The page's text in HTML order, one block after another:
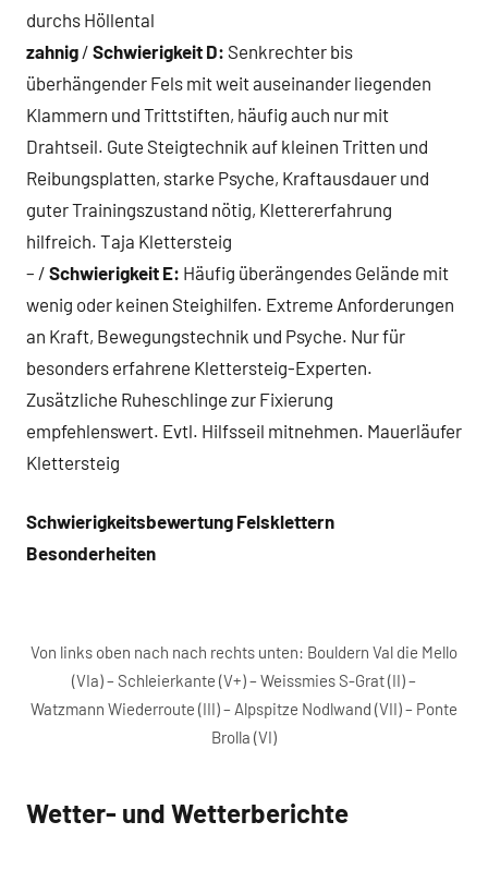
durchs Höllental
zahnig / Schwierigkeit D: Senkrechter bis
überhängender Fels mit weit auseinander liegenden
Klammern und Trittstiften, häufig auch nur mit
Drahtseil. Gute Steigtechnik auf kleinen Tritten und
Reibungsplatten, starke Psyche, Kraftausdauer und
guter Trainingszustand nötig, Klettererfahrung
hilfreich. Taja Klettersteig
– / Schwierigkeit E: Häufig überängendes Gelände mit
wenig oder keinen Steighilfen. Extreme Anforderungen
an Kraft, Bewegungstechnik und Psyche. Nur für
besonders erfahrene Klettersteig-Experten.
Zusätzliche Ruheschlinge zur Fixierung
empfehlenswert. Evtl. Hilfsseil mitnehmen. Mauerläufer
Klettersteig
Schwierigkeitsbewertung Felsklettern
Besonderheiten
Von links oben nach nach rechts unten: Bouldern Val die Mello
(VIa) – Schleierkante (V+) – Weissmies S-Grat (II) –
Watzmann Wiederroute (III) – Alpspitze Nodlwand (VII) – Ponte
Brolla (VI)
Wetter- und Wetterberichte